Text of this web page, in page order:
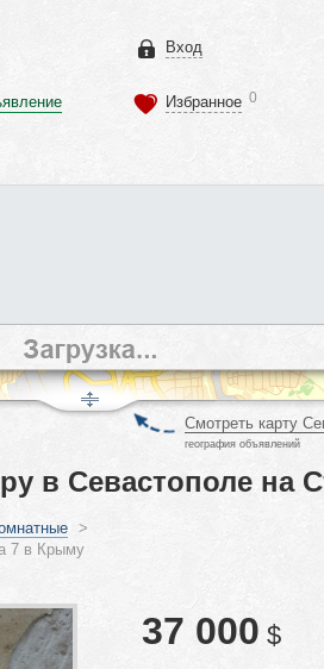
Вход
Избранное 0
Смотреть карту
география объявлений
в Севастополе на
>
7 в Крыму
37 000 $